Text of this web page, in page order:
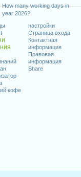
How many working days in
year 2026?
кофе
настройки
Страница входа
Контактная
информация
Правовая
информация
Share